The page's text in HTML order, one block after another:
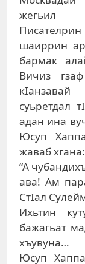
жегьил
шаиррин
бармак
Вичиз
суьретдал
адан ина
Юсуп
жаваб хгана:
“А
ава! Ам
СтIал
Ихьтин
бажагьат
хъувуна…
Юсуп